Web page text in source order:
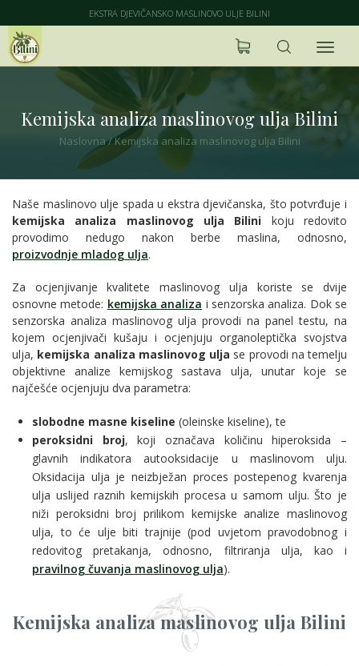
EKSTRA DJEVIČANSKO MASLINOVO ULJE BILINI
Kemijska analiza maslinovog ulja Bilini
Naslovna/Kemijska analiza maslinovog ulja Bilini
Naše maslinovo ulje spada u ekstra djevičanska, što potvrđuje i
kemijska analiza maslinovog ulja Bilini koju redovito
provodimo nedugo nakon berbe maslina, odnosno,
proizvodnje mladog ulja.
Za ocjenjivanje kvalitete maslinovog ulja koriste se dvije
osnovne metode: kemijska analiza i senzorska analiza. Dok se
senzorska analiza maslinovog ulja provodi na panel testu, na
kojem ocjenjivači kušaju i ocjenjuju organoleptička svojstva
ulja, kemijska analiza maslinovog ulja se provodi na temelju
objektivne analize kemijskog sastava ulja, unutar koje se
najčešće ocjenjuju dva parametra:
slobodne masne kiseline (oleinske kiseline), te
peroksidni broj,koji označava količinu hiperoksida –
glavnih indikatora autooksidacije u maslinovom ulju.
Oksidacija ulja je neizbježan proces postepenog kvarenja
ulja uslijed raznih kemijskih procesa u samom ulju. Što je
niži peroksidni broj prilikom kemijske analize maslinovog
ulja, to će ulje biti trajnije (pod uvjetom pravodobnog i
redovitog pretakanja, odnosno, filtriranja ulja, kao i
pravilnog čuvanja maslinovog ulja).
Kemijska analiza maslinovog ulja Bilini